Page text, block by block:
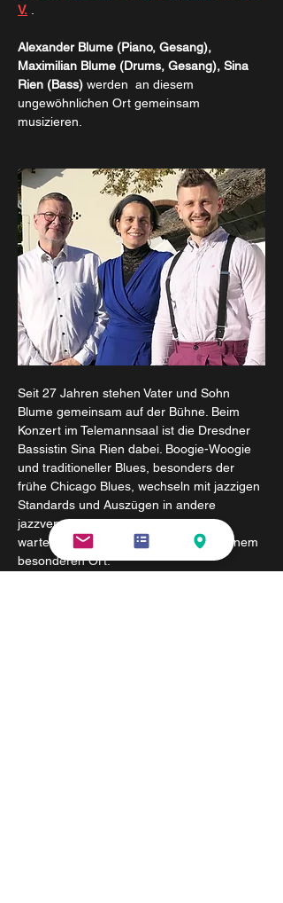
V.
Alexander Blume (Piano, Gesang),
Maximilian Blume (Drums, Gesang), Sina
Rien (Bass) werden  an diesem
ungewöhnlichen Ort gemeinsam
musizieren.
Seit 27 Jahren stehen Vater und Sohn
Blume gemeinsam auf der Bühne. Beim
Konzert im Telemannsaal ist die Dresdner
Bassistin Sina Rien dabei. Boogie-Woogie
und traditioneller Blues, besonders der
frühe Chicago Blues, wechseln mit jazzigen
Standards und Auszügen in andere
jazzverwandte Gefilde. Auf die Gäste
wartet ein Jazz-Sommer-Konzert an einem
besonderen Ort.